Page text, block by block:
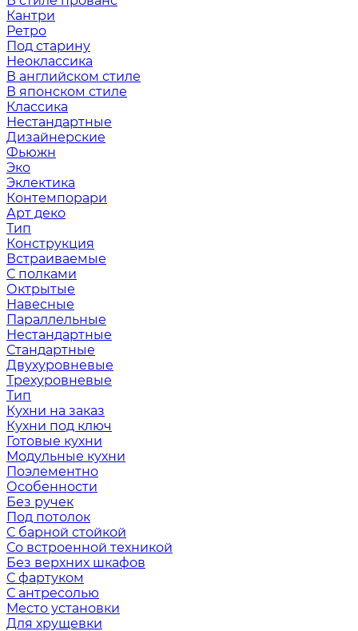
Кантри
Ретро
Под старину
Неоклассика
В английском стиле
В японском стиле
Классика
Нестандартные
Дизайнерские
Фьюжн
Эко
Эклектика
Контемпорари
Арт деко
Тип
Конструкция
Встраиваемые
С полками
Октрытые
Навесные
Параллельные
Нестандартные
Стандартные
Двухуровневые
Трехуровневые
Тип
Кухни на заказ
Кухни под ключ
Готовые кухни
Модульные кухни
Поэлементно
Особенности
Без ручек
Под потолок
С барной стойкой
Со встроенной техникой
Без верхних шкафов
С фартуком
С антресолью
Место установки
Для хрущевки